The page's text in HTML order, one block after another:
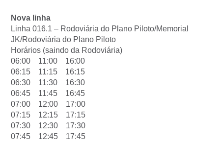
Nova linha
Linha 016.1 – Rodoviária do Plano Piloto/Memorial
JK/Rodoviária do Plano Piloto
Horários (saindo da Rodoviária)
06:00 11:00 16:00
06:15 11:15 16:15
06:30 11:30 16:30
06:45 11:45 16:45
07:00 12:00 17:00
07:15 12:15 17:15
07:30 12:30 17:30
07:45 12:45 17:45